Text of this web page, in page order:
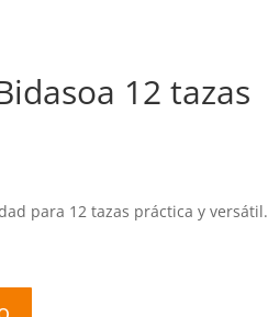
12 tazas
para 12 tazas práctica y versátil.